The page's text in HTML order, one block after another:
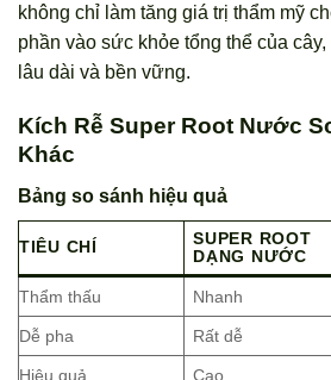
không chỉ làm tăng giá trị thẩm mỹ
phần vào sức khỏe tổng thể của
lâu dài và bền vững.
Kích Rễ Super Root Nước
Khác
Bảng so sánh hiệu quả
TIÊU CHÍ
SUPER ROOT
DẠNG NƯỚC
Thẩm thấu Nhanh
Dễ pha Rất dễ
Hiệu quả Cao